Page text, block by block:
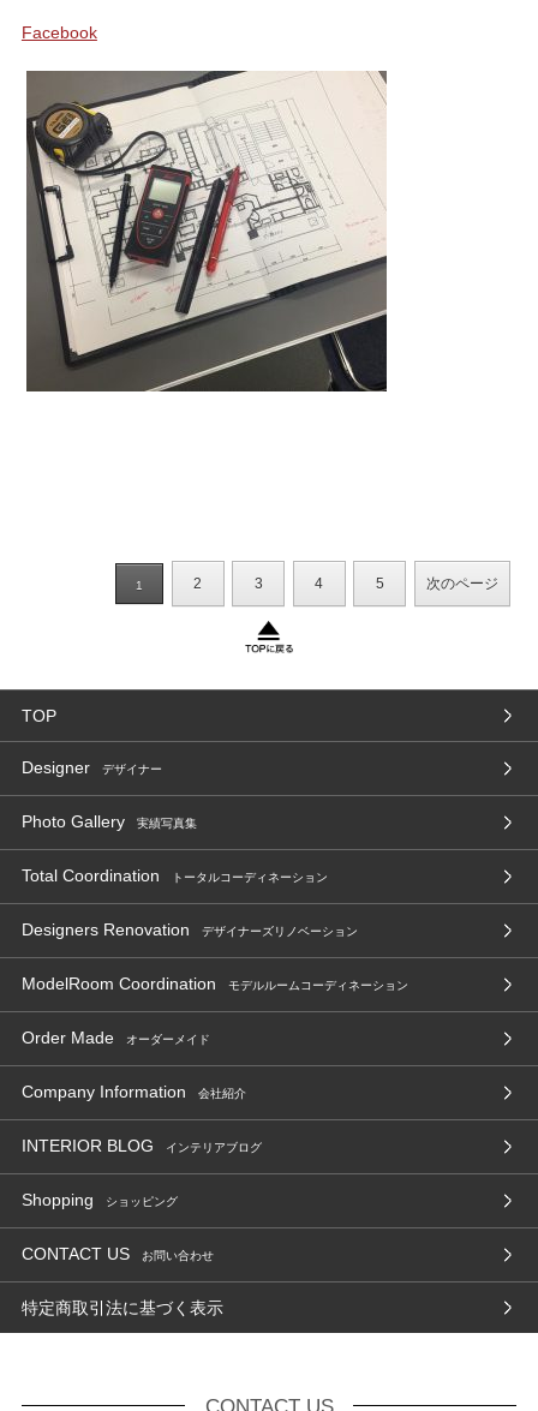
Facebook
1 2 3 4 5 次のページ
TOP
Designer デザイナー
Photo Gallery 実績写真集
Total Coordination トータルコーディネーション
Designers Renovation デザイナーズリノベーション
ModelRoom Coordination モデルルームコーディネーション
Order Made オーダーメイド
Company Information 会社紹介
INTERIOR BLOG インテリアブログ
Shopping ショッピング
CONTACT US お問い合わせ
特定商取引法に基づく表示
CONTACT US